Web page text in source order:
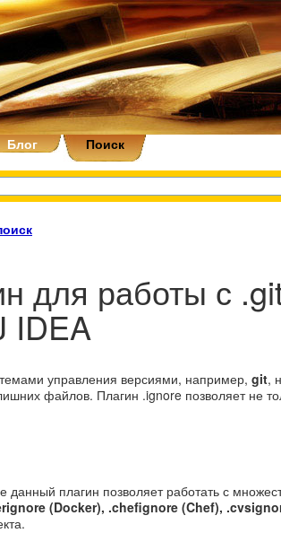
Блог Поиск
для работы с
IDEA
управления версиями, например, git,
файлов. Плагин .ignore позволяет не
данный плагин позволяет работать с
(Docker), .chefignore (Chef),